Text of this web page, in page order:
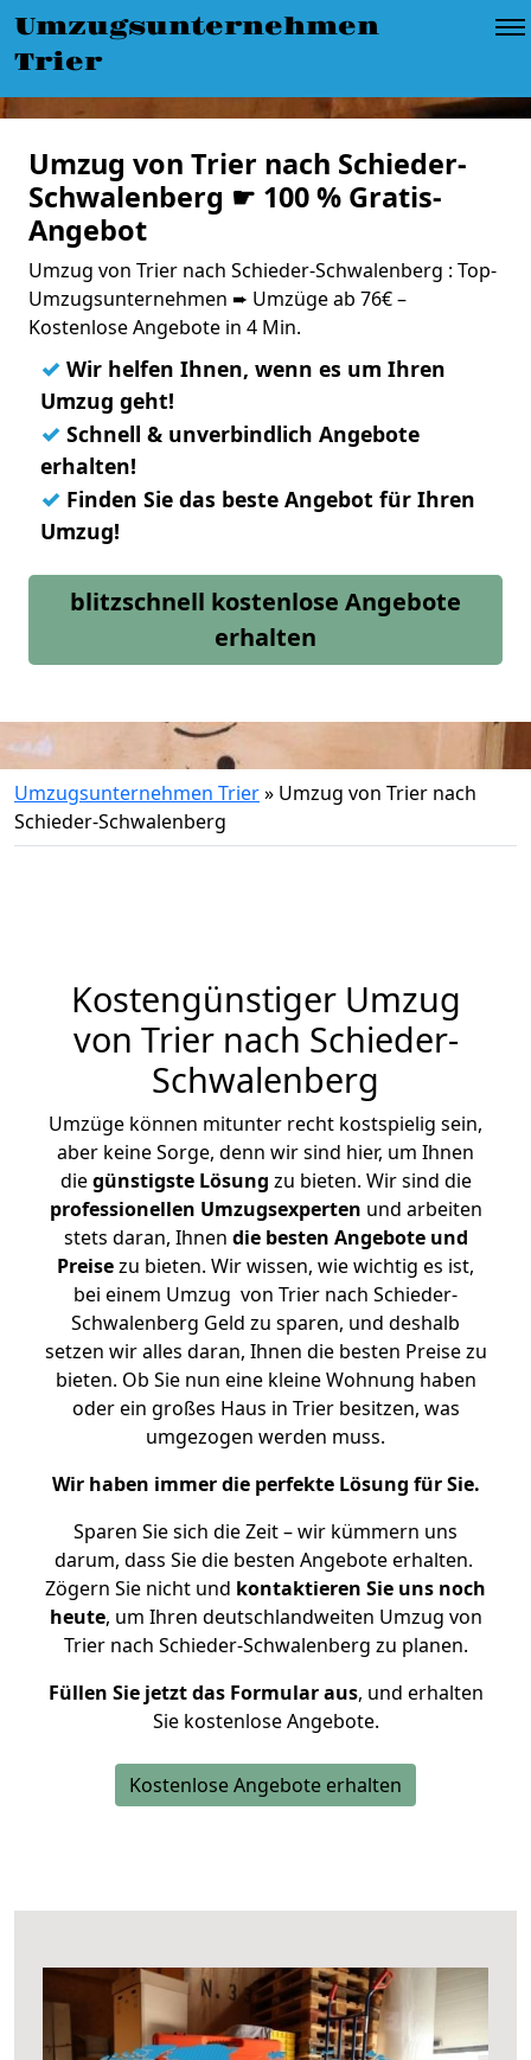
Umzugsunternehmen
Trier
Umzug von Trier nach Schieder-
Schwalenberg ☛ 100 % Gratis-
Angebot
Umzug von Trier nach Schieder-Schwalenberg : Top-
Umzugsunternehmen ➨ Umzüge ab 76€ –
Kostenlose Angebote in 4 Min.
✓ Wir helfen Ihnen, wenn es um Ihren
Umzug geht!
✓ Schnell & unverbindlich Angebote
erhalten!
✓ Finden Sie das beste Angebot für Ihren
Umzug!
blitzschnell kostenlose Angebote
erhalten
Umzugsunternehmen Trier» Umzug von Trier nach
Schieder-Schwalenberg
Kostengünstiger Umzug
von Trier nach Schieder-
Schwalenberg
Umzüge können mitunter recht kostspielig sein,
aber keine Sorge, denn wir sind hier, um Ihnen
diegünstigste Lösung zu bieten. Wir sind die
professionellen Umzugsexperten und arbeiten
stets daran, Ihnen die besten Angebote und
Preisezu bieten. Wir wissen, wie wichtig es ist,
bei einem Umzug von Trier nach Schieder-
Schwalenberg Geld zu sparen, und deshalb
setzen wir alles daran, Ihnen die besten Preise zu
bieten. Ob Sie nun eine kleine Wohnung haben
oder ein großes Haus in Trier besitzen, was
umgezogen werden muss.
Wir haben immer die perfekte Lösung für Sie.
Sparen Sie sich die Zeit – wir kümmern uns
darum, dass Sie die besten Angebote erhalten.
Zögern Sie nicht und kontaktieren Sie uns noch
heute, um Ihren deutschlandweiten Umzug von
Trier nach Schieder-Schwalenberg zu planen.
Füllen Sie jetzt das Formular aus, und erhalten
Sie kostenlose Angebote.
Kostenlose Angebote erhalten